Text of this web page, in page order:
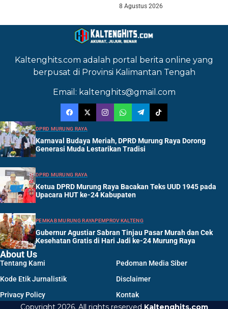
8 Agustus 2026
Kaltenghits.com adalah portal berita online yang
berpusat di Provinsi Kalimantan Tengah
Email: kaltenghits@gmail.com
DPRD MURUNG RAYA
Karnaval Budaya Meriah, DPRD Murung Raya Dorong
Generasi Muda Lestarikan Tradisi
DPRD MURUNG RAYA
Ketua DPRD Murung Raya Bacakan Teks UUD 1945 pada
Upacara HUT ke-24 Kabupaten
PEMKAB MURUNG RAYAPEMPROV KALTENG
Gubernur Agustiar Sabran Tinjau Pasar Murah dan Cek
Kesehatan Gratis di Hari Jadi ke-24 Murung Raya
About Us
Tentang Kami
Pedoman Media Siber
Kode Etik Jurnalistik
Disclaimer
Privacy Policy
Kontak
Copyright 2026. All rights reserved Kaltenghits.com